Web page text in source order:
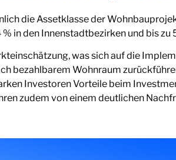
die Assetklasse der
in den Innenstadtbezirken und bis zu
was sich auf die
bezahlbarem Wohnraum
Investoren Vorteile beim
zudem von einem deutlichen